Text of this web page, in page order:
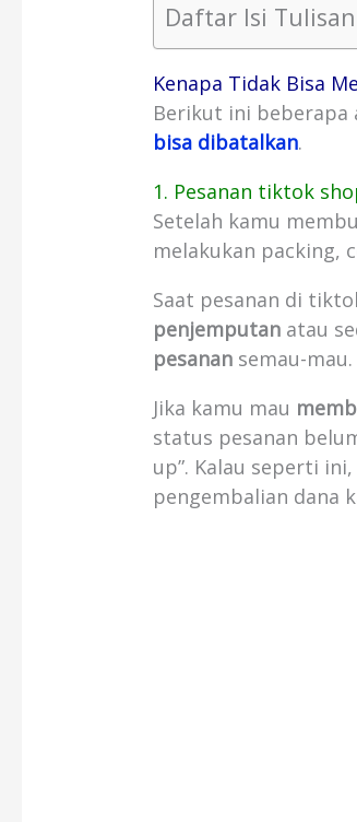
Daftar Isi Tulisan
Kenapa Tidak Bisa
Berikut ini beberapa
bisa dibatalkan.
1. Pesanan tiktok
Setelah kamu
melakukan packing,
Saat pesanan di
penjemputan atau
pesanan semau-mau.
Jika kamu mau
status pesanan
up”. Kalau seperti
pengembalian dana